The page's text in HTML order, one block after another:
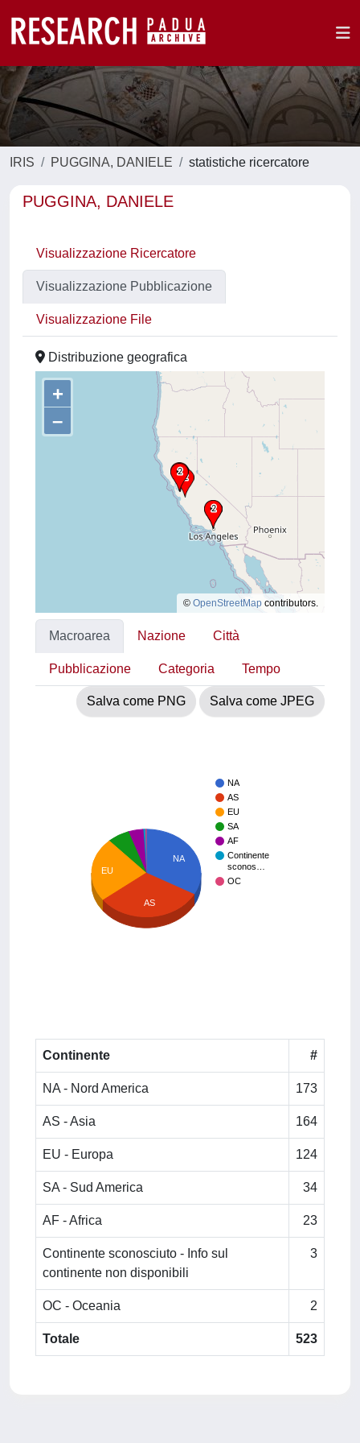
IRIS PUGGINA, DANIELE statistiche ricercatore
PUGGINA, DANIELE
Visualizzazione Ricercatore
Visualizzazione Pubblicazione
Visualizzazione File
Distribuzione geografica
+
–
© OpenStreetMap contributors.
Macroarea Nazione Città
Pubblicazione Categoria Tempo
Salva come PNG Salva come JPEG
NA
AS
EU
SA
AF
Continente
sconos…
OC
NA
EU
AS
Continente #
NA - Nord America 173
AS - Asia 164
EU - Europa 124
SA - Sud America 34
AF - Africa 23
Continente sconosciuto - Info sul
continente non disponibili
3
OC - Oceania 2
Totale 523